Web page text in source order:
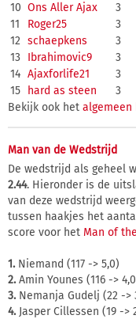
10 Ons Aller Ajax 3
11
Roger25 3
12 schaepkens 3
13 Ibrahimovic9 3
14 Ajaxforlife21 3
15
hard as steen 3
Bekijk ook het algemeen
Man van de Wedstrijd
De wedstrijd als geheel
2.44. Hieronder is de
van deze wedstrijd
tussen haakjes het
score voor het Man of
1.Niemand (117 -> 5,0)
2.Amin Younes (116 ->
3.Nemanja Gudelj (22 ->
4.Jasper Cillessen (19 ->